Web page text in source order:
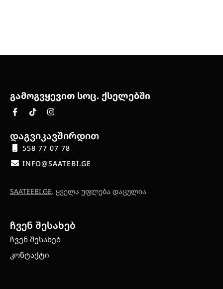
გამოგვყევით სოც. ქსელებში
დაგვიკავშირდით
558 77 07 78
INFO@SAATEBI.GE
SAATEEBI.GE. ყველა უფლება დაცულია
ჩვენ შესახებ
ჩვენ შესახებ
კონტაქტი